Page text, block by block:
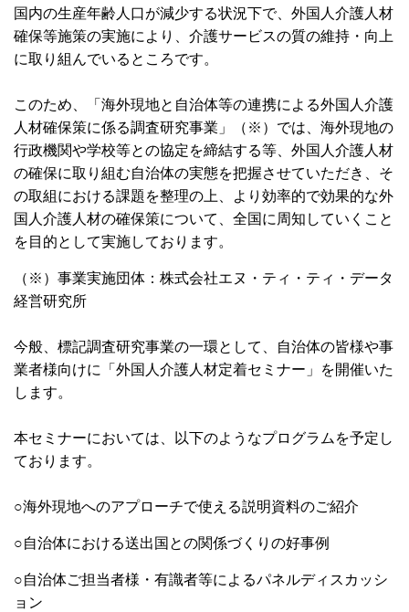
国内の生産年齢人口が減少する状況下で、外国人介護人材
確保等施策の実施により、介護サービスの質の維持・向上
に取り組んでいるところです。
このため、「海外現地と自治体等の連携による外国人介護
人材確保策に係る調査研究事業」（※）では、海外現地の
行政機関や学校等との協定を締結する等、外国人介護人材
の確保に取り組む自治体の実態を把握させていただき、そ
の取組における課題を整理の上、より効率的で効果的な外
国人介護人材の確保策について、全国に周知していくこと
を目的として実施しております。
（※）事業実施団体：株式会社エヌ・ティ・ティ・データ
経営研究所
今般、標記調査研究事業の一環として、自治体の皆様や事
業者様向けに「外国人介護人材定着セミナー」を開催いた
します。
本セミナーにおいては、以下のようなプログラムを予定し
ております。
○海外現地へのアプローチで使える説明資料のご紹介
○自治体における送出国との関係づくりの好事例
○自治体ご担当者様・有識者等によるパネルディスカッシ
ョン